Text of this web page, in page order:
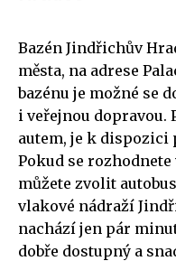
Bazén Jindřichův
města, na adrese
bazénu je možné se
i veřejnou dopravou.
autem, je k dispozici
Pokud se
můžete zvolit
vlakové nádraží
nachází jen pár
dobře dostupný a